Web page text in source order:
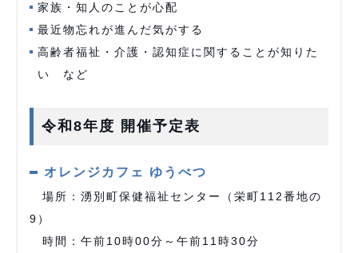
家族・知人のことが心配
最近物忘れが進んだ気がする
高齢者福祉・介護・認知症に関することが知りた
い など
令和8年度 開催予定表
オレンジカフェ ゆうべつ
場所：湧別町保健福祉センター（栄町112番地の
9）
時間：午前10時00分～午前11時30分